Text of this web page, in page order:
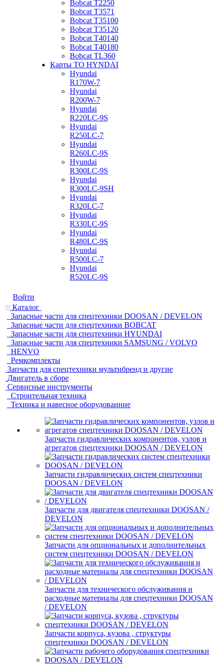
Bobcat Т2250
Bobcat Т3571
Bobcat Т35100
Bobcat Т35120
Bobcat Т40140
Bobcat Т40180
Bobcat ТL360
Карты ТО HYNDAI
Hyundai
R170W-7
Hyundai
R200W-7
Hyundai
R220LC-9S
Hyundai
R250LC-7
Hyundai
R260LC-9S
Hyundai
R300LC-9S
Hyundai
R300LC-9SH
Hyundai
R320LC-7
Hyundai
R330LC-9S
Hyundai
R480LC-9S
Hyundai
R500LC-7
Hyundai
R520LC-9S
Войти
Каталог
Запасные части для спецтехники DOOSAN / DEVELON
Запасные части для спецтехники BOBCAT
Запасные части для спецтехники HYUNDAI
Запасные части для спецтехники SAMSUNG / VOLVO
HENVO
Ремкомплекты
Запчасти для спецтехники мультибренд и другие
Двигатель в сборе
Сервисные инструменты
Строительная техника
Техника и навесное оборудованние
Запчасти гидравлических компонентов, узлов и
агрегатов спецтехники DOOSAN / DEVELON
Запчасти гидравлических систем спецтехники
DOOSAN / DEVELON
Запчасти для двигателя спецтехники DOOSAN /
DEVELON
Запчасти для опциональных и дополнительных
систем спецтехники DOOSAN / DEVELON
Запчасти для технического обслуживания и
расходные материалы для спецтехники DOOSAN
/ DEVELON
Запчасти корпуса, кузова , структуры
спецтехники DOOSAN / DEVELON